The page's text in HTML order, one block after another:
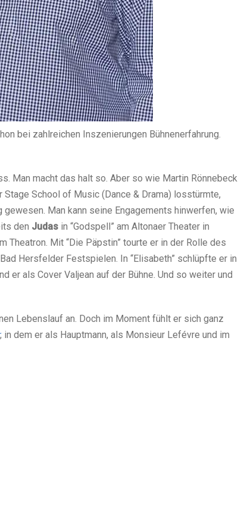
bei zahlreichen Inszenierungen Bühnenerfahrung.
Man macht das halt so. Aber so wie Martin Rönnebeck
Stage School of Music (Dance & Drama) losstürmte,
Man kann seine Engagements hinwerfen, wie
den Judas in “Godspell” am Altonaer Theater in
Theatron. Mit “Die Päpstin” tourte er in der Rolle des
Hersfelder Festspielen. In “Elisabeth” schlüpfte er in
er als Cover Valjean auf der Bühne. Und so weiter und
Lebenslauf an. Doch im Moment fühlt er sich ganz
, in dem er als Hauptmann, als Monsieur Lefévre und im